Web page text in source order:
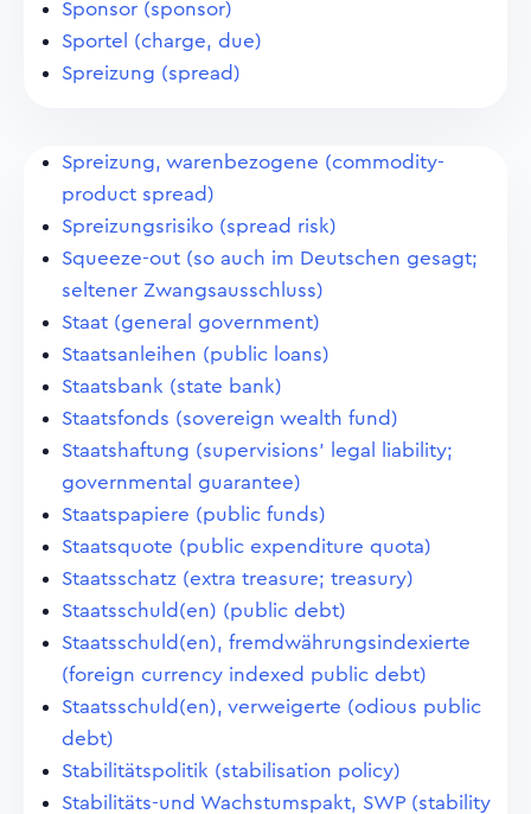
Sponsor (sponsor)
Sportel (charge, due)
Spreizung (spread)
Spreizung, warenbezogene (commodity-
product spread)
Spreizungsrisiko (spread risk)
Squeeze-out (so auch im Deutschen gesagt;
seltener Zwangsausschluss)
Staat (general government)
Staatsanleihen (public loans)
Staatsbank (state bank)
Staatsfonds (sovereign wealth fund)
Staatshaftung (supervisions' legal liability;
governmental guarantee)
Staatspapiere (public funds)
Staatsquote (public expenditure quota)
Staatsschatz (extra treasure; treasury)
Staatsschuld(en) (public debt)
Staatsschuld(en), fremdwährungsindexierte
(foreign currency indexed public debt)
Staatsschuld(en), verweigerte (odious public
debt)
Stabilitätspolitik (stabilisation policy)
Stabilitäts-und Wachstumspakt, SWP (stability